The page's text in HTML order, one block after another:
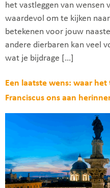
het vastleggen van wensen
waardevol om te kijken
betekenen voor jouw
andere dierbaren kan veel
wat je bijdrage […]
Een laatste wens: waar
Franciscus ons aan